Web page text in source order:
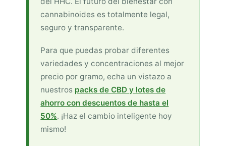
cannabinoides es totalmente legal,
seguro y transparente.
Para que puedas probar diferentes
variedades y concentraciones al mejor
precio por gramo, echa un vistazo a
nuestros packs de CBD y lotes de
ahorro con descuentos de hasta el
50%. ¡Haz el cambio inteligente hoy
mismo!